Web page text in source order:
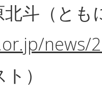
斗（と
news/
）